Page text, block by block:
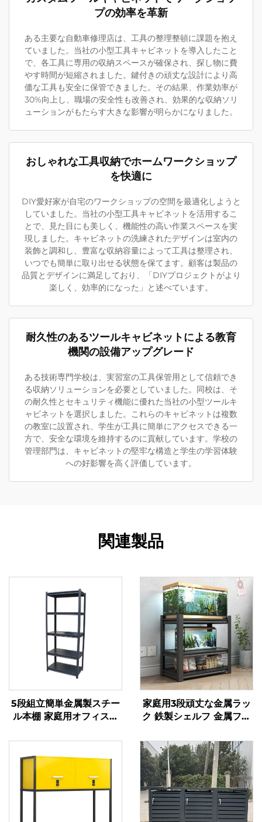
プの効率を革新
ある主要な自動車修理店は、工具の整理整頓に課題を抱え
ていました。当社の小型工具キャビネットを導入したこと
で、各工具に専用の収納スペースが確保され、探し物に費
やす時間が短縮されました。鍵付きの頑丈な設計により高
価な工具も安全に保管できました。その結果、作業効率が
30%向上し、職場の安全性も改善され、効果的な収納ソリ
ューションがもたらす大きな影響が明らかになりました。
おしゃれな工具収納でホームワークショップ
を快適に
DIY愛好家が自宅のワークショップの空間を最適化しようと
していました。当社の小型工具キャビネットを活用するこ
とで、見た目にも美しく、機能性の高い作業スペースを実
現しました。キャビネットの洗練されたデザインは室内の
装飾と調和し、豊富な収納容量によって工具は整理され、
いつでも簡単に取り出せる状態を保てます。顧客は製品の
品質とデザインに満足しており、「DIYプロジェクトがより
楽しく、効率的になった」と述べています。
耐久性のあるツールキャビネットによる教育
機関の設備アップグレード
ある技術専門学校は、実習室の工具保管用として信頼でき
る収納ソリューションを必要としていました。同校は、そ
の耐久性とセキュリティ機能に優れた当社の小型ツールキ
ャビネットを選択しました。これらのキャビネットは複数
の教室に設置され、学生が工具に簡単にアクセスできる一
方で、安全な環境を維持するのに貢献しています。学校の
管理部門は、キャビネットの堅牢な構造と学生の学習体験
への好影響を高く評価しています。
関連製品
5段組立簡単金属製スチー
ル本棚 家庭用オフィス用
ール収納棚ラック
家庭用3段頑丈な金属ラッ
ク 鉄製シェルフ 金属フレ
ル製アクアリウムスタンド